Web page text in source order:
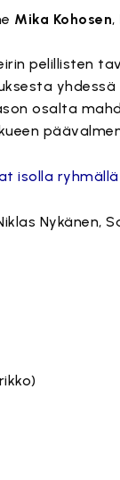
Mika Kohosen,
pelillisten
osalta
isolla ryhmällä
Nykänen,